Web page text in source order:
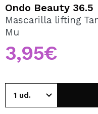
Al crear una cuenta en
tus compras
Ondo Beauty 36.5
Mascarilla lifting
Mu
3,95€